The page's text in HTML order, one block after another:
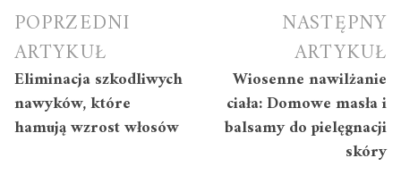
Nawigacja
wpisu
POPRZEDNI
ARTYKUŁ
Eliminacja szkodliwych
nawyków, które
hamują wzrost włosów
NASTĘPNY
ARTYKUŁ
Wiosenne nawilżanie
ciała: Domowe masła i
balsamy do pielęgnacji
skóry